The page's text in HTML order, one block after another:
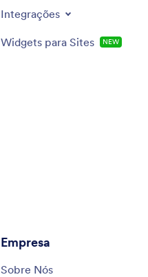
Integrações
Widgets para Sites NEW
Empresa
Sobre Nós